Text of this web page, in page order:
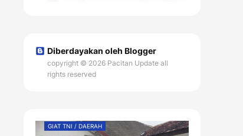
Diberdayakan oleh Blogger
copyright © 2026 Pacitan Update all
rights reserved
GIAT TNI / DAERAH